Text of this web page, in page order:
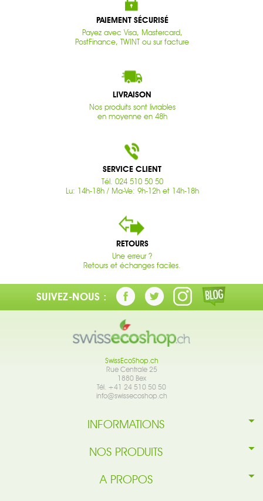
PAIEMENT SÉCURISÉ
Payez avec Visa, Mastercard,
PostFinance, TWINT ou sur facture
LIVRAISON
Nos produits sont livrables
en moyenne en 48h
SERVICE CLIENT
Tél. 024 510 50 50
Lu: 14h-18h / Ma-Ve: 9h-12h et 14h-18h
RETOURS
Une erreur ?
Retours et échanges faciles.
SUIVEZ-NOUS :
SwissEcoShop.ch
Rue Centrale 25
1880 Bex
Tél. +41 24 510 50 50
info@swissecoshop.ch
INFORMATIONS
NOS PRODUITS
A PROPOS